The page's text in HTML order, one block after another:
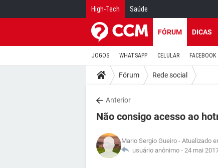
High-Tech Saúde
FÓRUM DICAS
JOGOS WHATSAPP CELULAR FACEBOOK
Fórum Rede social
Anterior
Não consigo acesso ao
Mario Sergio Gueiro - Atualizado
usuário anônimo - 24 mai